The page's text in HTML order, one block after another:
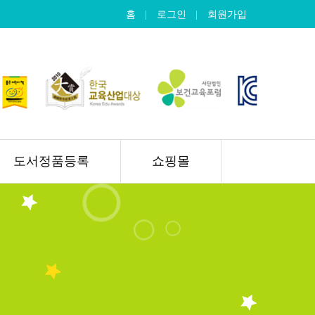
홈 로그인 회원가입
도서정품등록 쇼핑몰